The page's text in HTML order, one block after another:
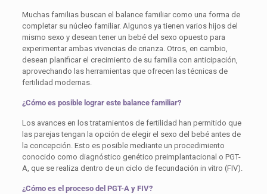
Muchas familias buscan el balance familiar como una forma de
completar su núcleo familiar. Algunos ya tienen varios hijos del
mismo sexo y desean tener un bebé del sexo opuesto para
experimentar ambas vivencias de crianza. Otros, en cambio,
desean planificar el crecimiento de su familia con anticipación,
aprovechando las herramientas que ofrecen las técnicas de
fertilidad modernas.
¿Cómo es posible lograr este balance familiar?
Los avances en los tratamientos de fertilidad han permitido que
las parejas tengan la opción de elegir el sexo del bebé antes de
la concepción. Esto es posible mediante un procedimiento
conocido como diagnóstico genético preimplantacional o PGT-
A, que se realiza dentro de un ciclo de fecundación in vitro (FIV).
¿Cómo es el proceso del PGT-A y FIV?